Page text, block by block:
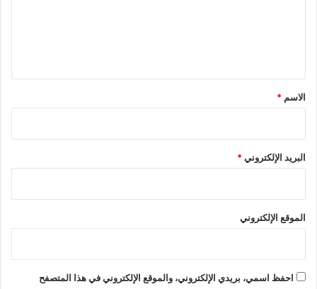
*
الاسم *
البريد الإلكتروني*
الموقع الإلكتروني
احفظ اسمي، بريدي الإلكتروني، والموقع الإلكتروني في هذا المتصفح